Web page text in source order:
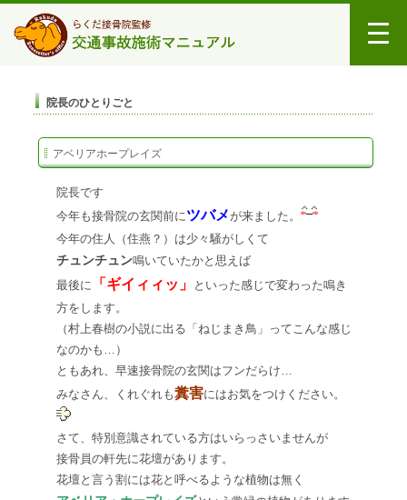
院長のひとりごと
アベリアホープレイズ
院長です
今年も接骨院の玄関前にツバメが来ました。
今年の住人（住燕？）は少々騒がしくて
チュンチュン鳴いていたかと思えば
最後に
「ギイィィッ」
といった感じで変わった鳴き
方をします。
（村上春樹の小説に出る「ねじまき鳥」ってこんな感じ
なのかも…）
ともあれ、早速接骨院の玄関はフンだらけ…
みなさん、くれぐれも糞害にはお気をつけください。
さて、特別意識されている方はいらっさいませんが
接骨員の軒先に花壇があります。
花壇と言う割には花と呼べるような植物は無く